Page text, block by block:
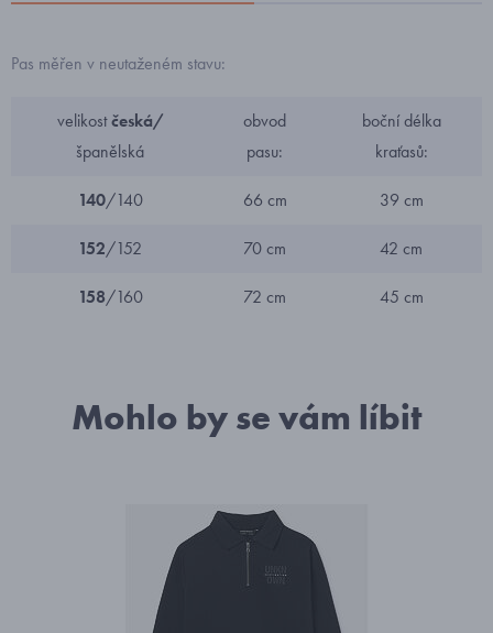
Pas měřen v neutaženém stavu:
velikostčeská/
španělská
obvod
pasu:
boční délka
kraťasů:
140/140 66 cm 39 cm
152/152 70 cm 42 cm
158/160 72 cm 45 cm
Mohlo by se vám líbit